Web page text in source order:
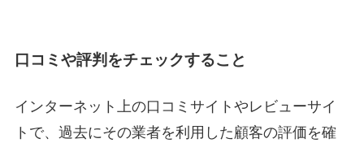
口コミや評判をチェックすること
インターネット上の口コミサイトやレビューサイ
トで、過去にその業者を利用した顧客の評価を確